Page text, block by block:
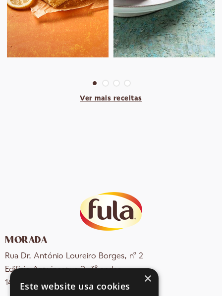
Ver mais receitas
MORADA
Rua Dr. António Loureiro Borges, nº 2
Edifício Arquiparque 2, 3º andar
1495-131 Algés - Portugal
×
Este website usa cookies